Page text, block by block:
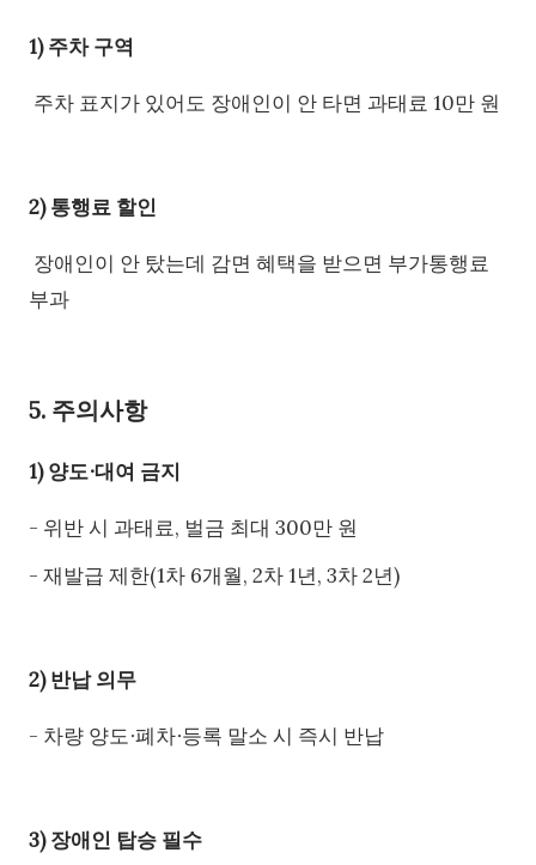
1) 주차 구역
주차 표지가 있어도 장애인이 안 타면 과태료 10만 원
2) 통행료 할인
장애인이 안 탔는데 감면 혜택을 받으면 부가통행료
부과
5. 주의사항
1) 양도∙대여 금지
- 위반 시 과태료, 벌금 최대 300만 원
- 재발급 제한(1차 6개월, 2차 1년, 3차 2년)
2) 반납 의무
- 차량 양도∙폐차∙등록 말소 시 즉시 반납
3) 장애인 탑승 필수